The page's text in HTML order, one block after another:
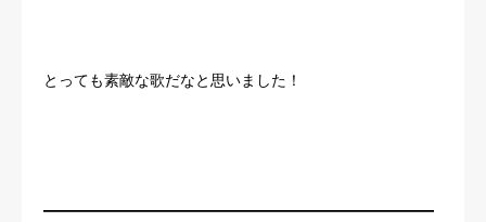
とっても素敵な歌だなと思いました！
————————————————————